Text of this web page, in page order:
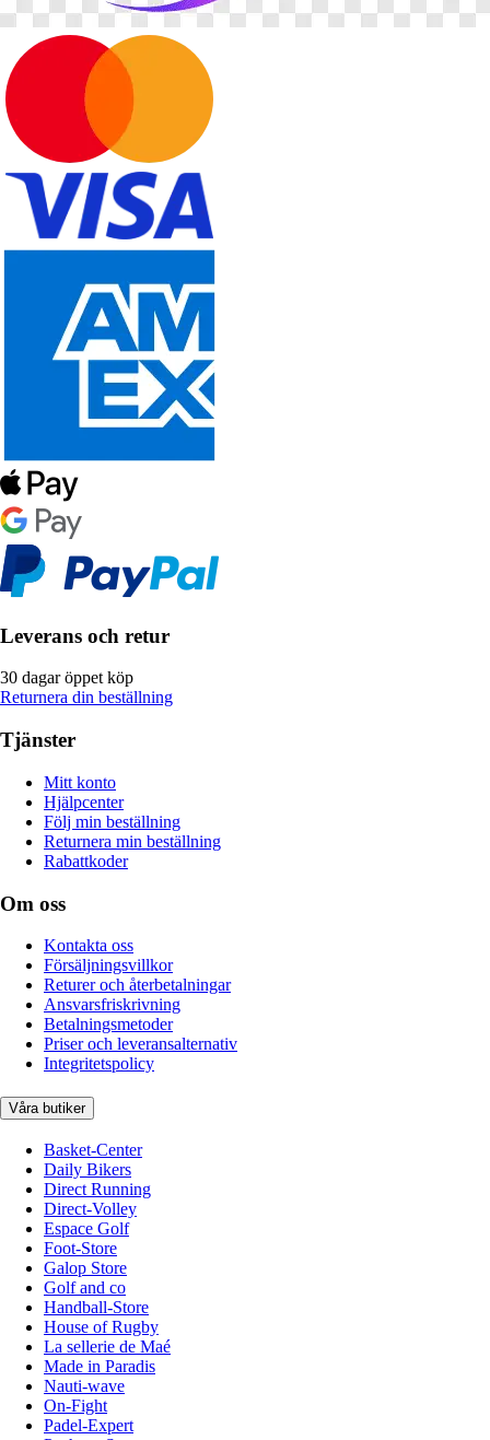
Leverans och retur
30 dagar öppet köp
Returnera din beställning
Tjänster
Mitt konto
Hjälpcenter
Följ min beställning
Returnera min beställning
Rabattkoder
Om oss
Kontakta oss
Försäljningsvillkor
Returer och återbetalningar
Ansvarsfriskrivning
Betalningsmetoder
Priser och leveransalternativ
Integritetspolicy
Våra butiker
Basket-Center
Daily Bikers
Direct Running
Direct-Volley
Espace Golf
Foot-Store
Galop Store
Golf and co
Handball-Store
House of Rugby
La sellerie de Maé
Made in Paradis
Nauti-wave
On-Fight
Padel-Expert